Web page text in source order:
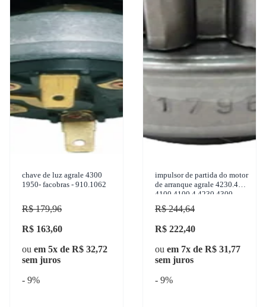
chave de luz agrale 4300
1950- facobras - 910.1062
R$ 179,96
R$ 163,60
ou em 5x de R$ 32,72
sem juros
- 9%
impulsor de partida do motor
de arranque agrale 4230.4
4100 4100.4 4230 4300
1950-1999 zen - 1796
R$ 244,64
R$ 222,40
ou em 7x de R$ 31,77
sem juros
- 9%